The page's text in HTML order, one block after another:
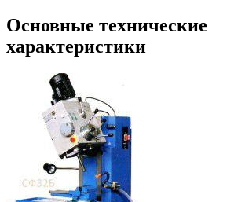
Основные технические
характеристики